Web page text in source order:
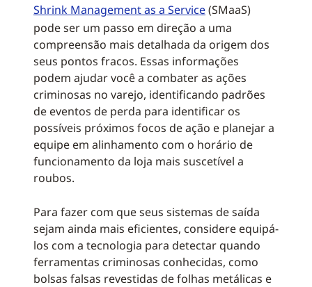
Shrink Management as a Service(SMaaS)
pode ser um passo em direção a uma
compreensão mais detalhada da origem dos
seus pontos fracos. Essas informações
podem ajudar você a combater as ações
criminosas no varejo, identificando padrões
de eventos de perda para identificar os
possíveis próximos focos de ação e planejar a
equipe em alinhamento com o horário de
funcionamento da loja mais suscetível a
roubos.
Para fazer com que seus sistemas de saída
sejam ainda mais eficientes, considere equipá-
los com a tecnologia para detectar quando
ferramentas criminosas conhecidas, como
bolsas falsas revestidas de folhas metálicas e